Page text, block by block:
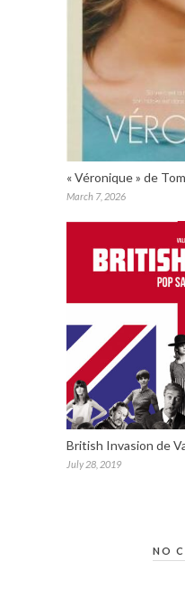
« Véronique » de
March 7, 2026
British Invasion de
July 28, 2019
NO